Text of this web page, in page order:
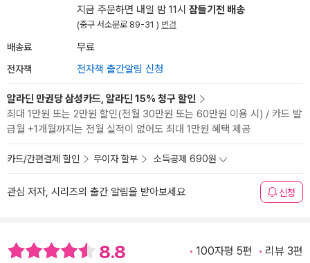
지금 주문하면 내일 밤 11시 잠들기전 배송
(중구 서소문로 89-31 ) 변경
배송료 무료
전자책 전자책 출간알림 신청
알라딘 만권당 삼성카드, 알라딘 15% 청구 할인
최대 1만원 또는 2만원 할인(전월 30만원 또는 60만원 이용 시) / 카드 발
급월 +1개월까지는 전월 실적이 없어도 최대 1만원 혜택 제공
카드/간편결제 할인 무이자 할부 소득공제 690원
관심 저자, 시리즈의 출간 알림을 받아보세요 신청
8.8 100자평 5편 리뷰 3편